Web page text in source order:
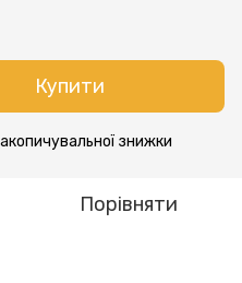
Купити
знижки
Порівняти